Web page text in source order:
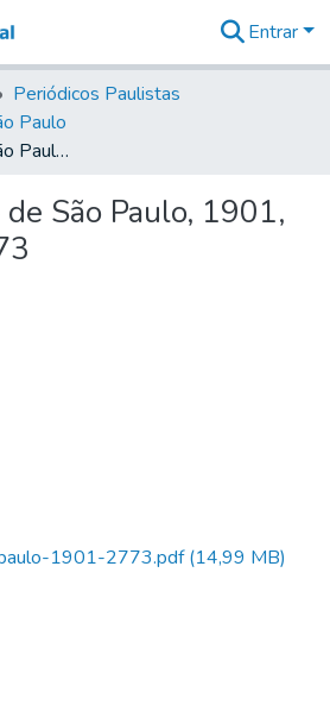
&
Coleções
Tudo na
Biblioteca
Estatísticas
Entrar
Periódicos Paulistas
Paulo
O Commercio de São Paulo, 1901, Ano IX, n. 2773
São Paulo, 1901,
1901-2773.pdf(14,99 MB)